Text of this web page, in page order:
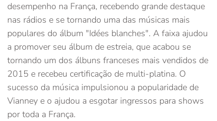
desempenho na França, recebendo grande destaque
nas rádios e se tornando uma das músicas mais
populares do álbum "Idées blanches". A faixa ajudou
a promover seu álbum de estreia, que acabou se
tornando um dos álbuns franceses mais vendidos de
2015 e recebeu certificação de multi-platina. O
sucesso da música impulsionou a popularidade de
Vianney e o ajudou a esgotar ingressos para shows
por toda a França.